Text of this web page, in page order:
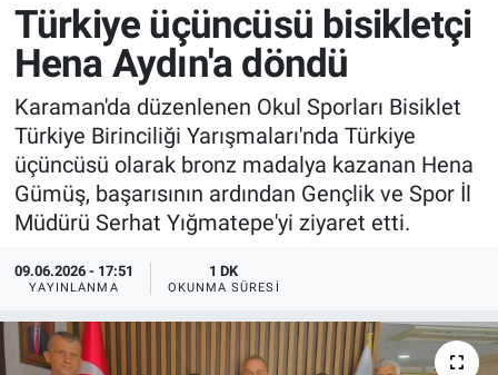
Türkiye üçüncüsü bisikletçi
Hena Aydın'a döndü
Karaman'da düzenlenen Okul Sporları Bisiklet
Türkiye Birinciliği Yarışmaları'nda Türkiye
üçüncüsü olarak bronz madalya kazanan Hena
Gümüş, başarısının ardından Gençlik ve Spor İl
Müdürü Serhat Yığmatepe'yi ziyaret etti.
09.06.2026 - 17:51
YAYINLANMA
1 DK
OKUNMA SÜRESI